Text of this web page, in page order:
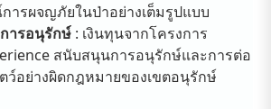
ารผจญภัยในป่าอย่างเต็มรูปแบบ
ารอนุรักษ์ : เงินทุนจากโครงการ
สนับสนุนการอนุรักษ์และการต่อ
ว์อย่างผิดกฎหมายของเขตอนุรักษ์